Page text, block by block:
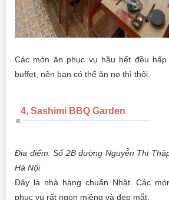
Các món ăn phục vụ hầu hết đều
buffet, nên bạn có thể ăn no thì thôi.
4, Sashimi BBQ Garden
Địa điểm: Số 2B đường Nguyễn Thị
Hà Nội
Đây là nhà hàng chuẩn Nhật. Các
phục vụ rất ngon miệng và đẹp mắt.